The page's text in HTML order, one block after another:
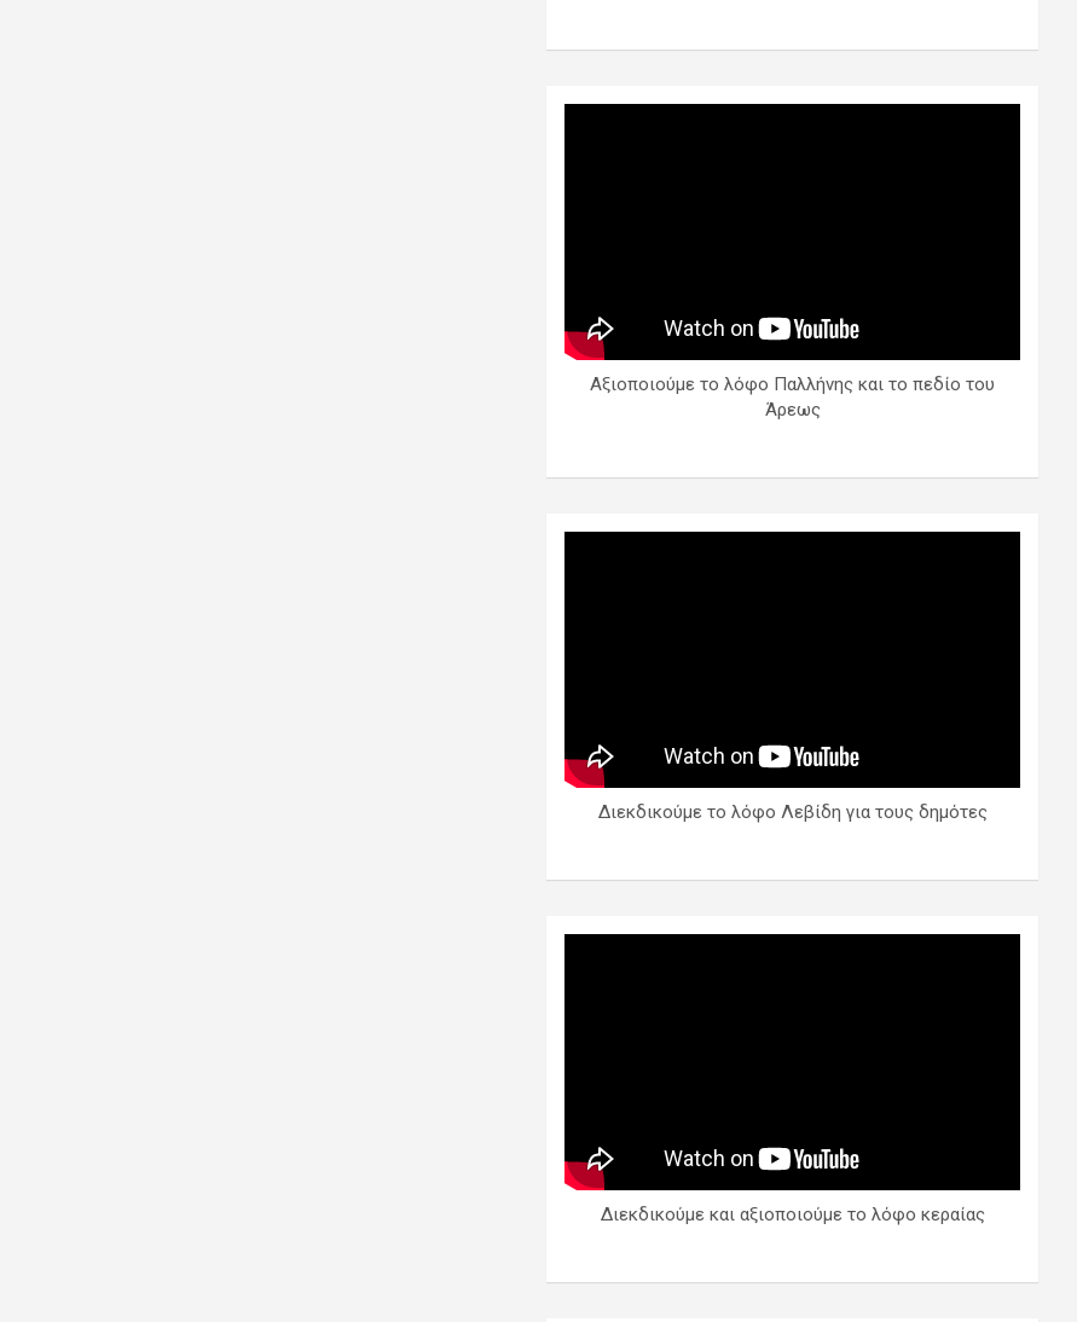
Αξιοποιούμε το λόφο Παλλήνης και το πεδίο του
Άρεως
Διεκδικούμε το λόφο Λεβίδη για τους δημότες
Διεκδικούμε και αξιοποιούμε το λόφο κεραίας